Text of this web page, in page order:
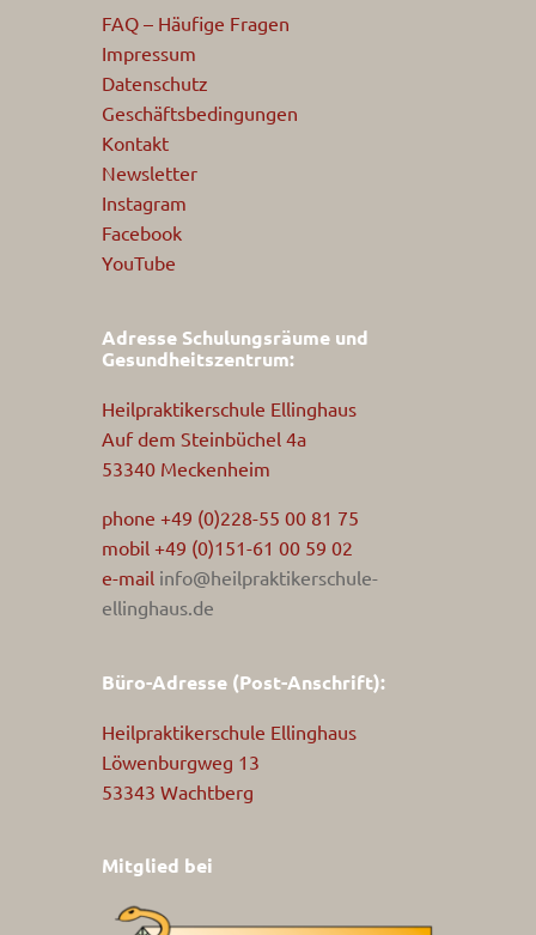
FAQ – Häufige Fragen
Impressum
Datenschutz
Geschäftsbedingungen
Kontakt
Newsletter
Instagram
Facebook
YouTube
Adresse Schulungsräume und
Gesundheitszentrum:
Heilpraktikerschule Ellinghaus
Auf dem Steinbüchel 4a
53340 Meckenheim
phone +49 (0)228-55 00 81 75
mobil +49 (0)151-61 00 59 02
e-mail info@heilpraktikerschule-
ellinghaus.de
Büro-Adresse (Post-Anschrift):
Heilpraktikerschule Ellinghaus
Löwenburgweg 13
53343 Wachtberg
Mitglied bei